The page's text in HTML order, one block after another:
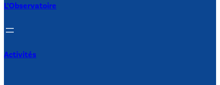
L’Observatoire
Activités